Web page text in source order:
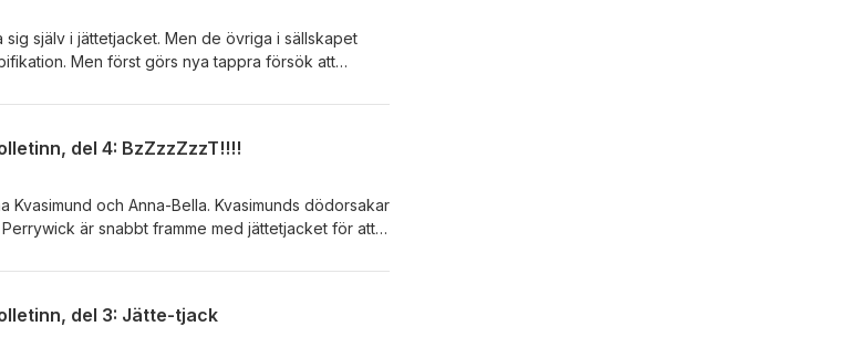
själv i jättetjacket. Men de övriga i sällskapet
Men först görs nya tappra försök att
hjaltet. Musik: Pirates Of The Quarantine by
del 4: BzZzzZzzT!!!!
och Anna-Bella. Kvasimunds dödorsakar
är snabbt framme med jättetjacket för att
Pirates Of The Quarantine by Alexander
del 3: Jätte-tjack